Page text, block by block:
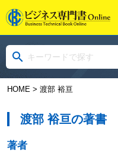
HOME> 渡部 裕亘
渡部 裕亘の著書
著者